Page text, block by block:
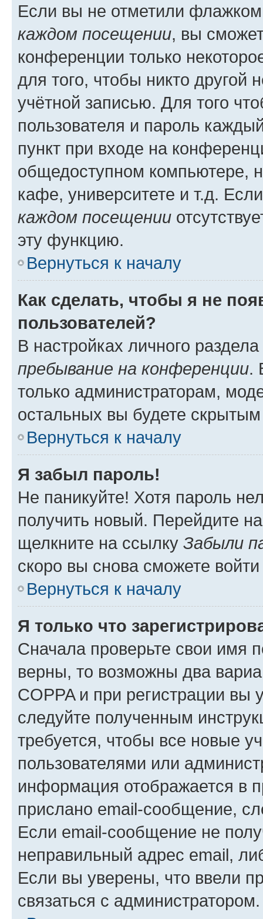
Если вы не отметили
каждом посещении, вы
конференции только
для того, чтобы никто другой
учётной записью. Для того
пользователя и пароль
пункт при входе на
общедоступном компьютере,
кафе, университете и т.д.
каждом посещении
эту функцию.
Вернуться к началу
Как сделать, чтобы я не
пользователей?
В настройках личного
пребывание на конференции.
только администраторам,
остальных вы будете
Вернуться к началу
Я забыл пароль!
Не паникуйте! Хотя пароль
получить новый. Перейдите
щелкните на ссылку Забыли
скоро вы снова сможете
Вернуться к началу
Я только что
Сначала проверьте свои имя
верны, то возможны два
COPPA и при регистрации вы
следуйте полученным
требуется, чтобы все новые
пользователями или
информация отображается в
прислано email-сообщение,
Если email-сообщение не
неправильный адрес email,
Если вы уверены, что ввели
связаться с администратором.